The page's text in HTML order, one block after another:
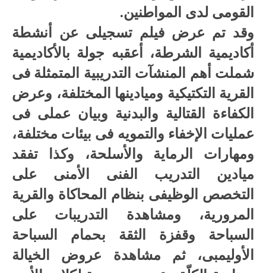
القومى لدى المواطنين.
وقد تم عرض فيلم تسجيلى عن أنشطة
أكاديمية الشرطة، أعقبه جولة بالأكاديمية
شملت أهم المنشآت التدريبية المتمثلة فى
القرية التكتيكية وميادينها المختلفة، وعرض
الكفاءة القتالية والبدنية وبيان عملى فى
عمليات الإخفاء والتمويه فى بيئات مختلفة،
ومهارات الرماية والأسلحة، وكذا تفقد
ميادين التدريب الفنى الأمنى على
التخصص الوظيفى بنظام المحاكاة والقرية
المرورية، ومشاهدة التدريبات على
السباحة وقفزة الثقة بحمام السباحة
الأوليمبى، ثم مشاهدة عروض الخيالة